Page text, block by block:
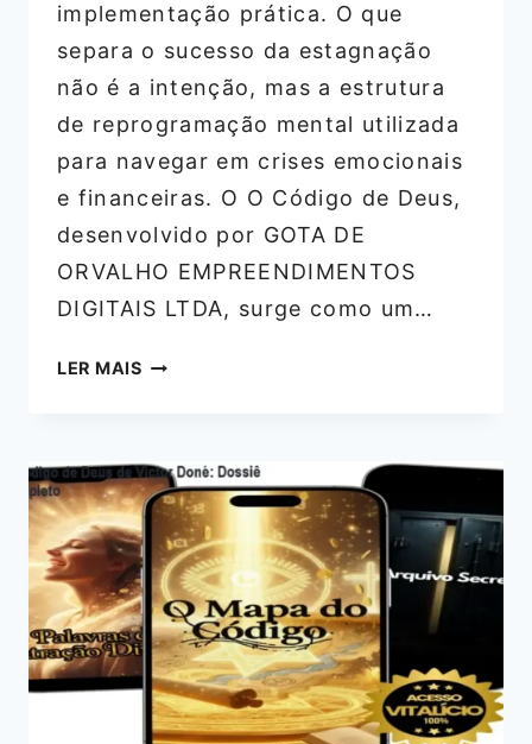
implementação prática. O que
separa o sucesso da estagnação
não é a intenção, mas a estrutura
de reprogramação mental utilizada
para navegar em crises emocionais
e financeiras. O O Código de Deus,
desenvolvido por GOTA DE
ORVALHO EMPREENDIMENTOS
DIGITAIS LTDA, surge como um…
LER MAISO
DE
VICTOR
DONÉ:
O
DOSSIÊ
COMPLETO